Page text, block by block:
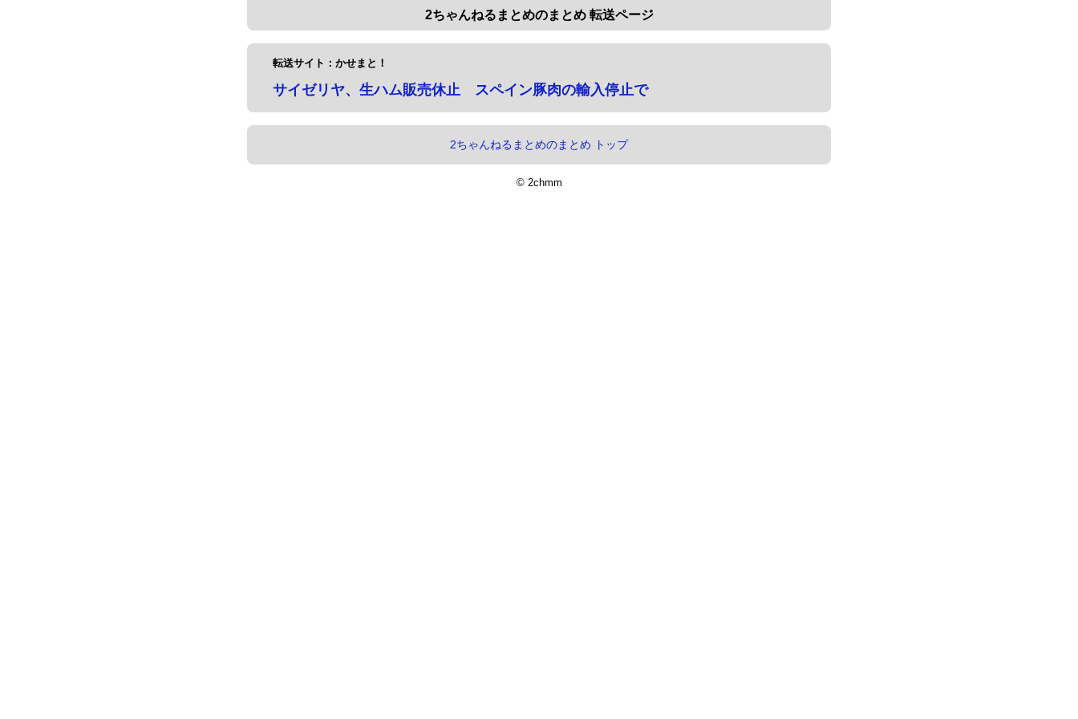
2ちゃんねるまとめのまとめ 転送ページ
転送サイト：かせまと！
サイゼリヤ、生ハム販売休止 スペイン豚肉の輸入停止で
2ちゃんねるまとめのまとめ トップ
© 2chmm